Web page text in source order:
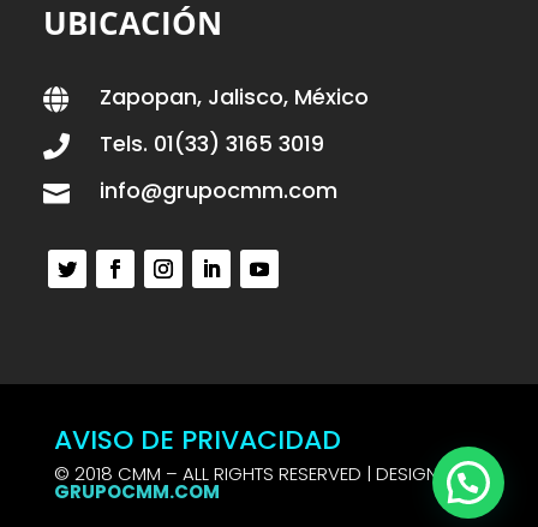
UBICACIÓN
 Zapopan, Jalisco, México
 Tels. 01(33) 3165 3019
 info@grupocmm.com
AVISO DE PRIVACIDAD
© 2018 CMM – ALL RIGHTS RESERVED | DESIGN BY
GRUPOCMM.COM